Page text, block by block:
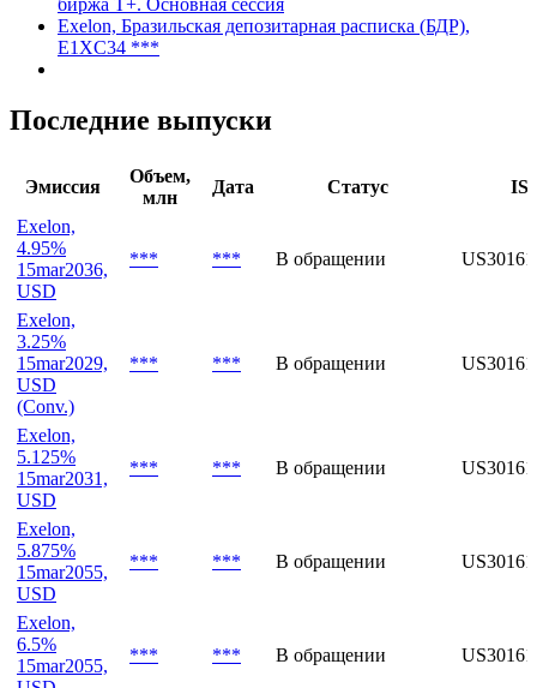
Акции
E1XC34 ***
Последние выпуски
Эмиссия
Объем,
Дата Статус
Exelon,
4.95%
15mar2036,
USD
Exelon,
3.25%
15mar2029,
USD
(Conv.)
Exelon,
5.125%
15mar2031,
USD
*** *** В обращении
Exelon,
5.875%
15mar2055,
USD
*** *** В обращении